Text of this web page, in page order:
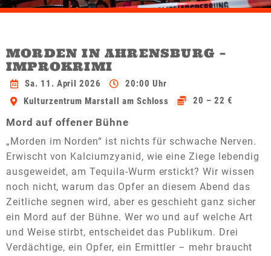
MORDEN IN AHRENSBURG –
IMPROKRIMI
Sa. 11. April 2026
20:00 Uhr
Kulturzentrum Marstall am Schloss
20 – 22 €
Mord auf offener Bühne
„Morden im Norden“ ist nichts für schwache Nerven.
Erwischt von Kalciumzyanid, wie eine Ziege lebendig
ausgeweidet, am Tequila-Wurm erstickt? Wir wissen
noch nicht, warum das Opfer an diesem Abend das
Zeitliche segnen wird, aber es geschieht ganz sicher
ein Mord auf der Bühne. Wer wo und auf welche Art
und Weise stirbt, entscheidet das Publikum. Drei
Verdächtige, ein Opfer, ein Ermittler – mehr braucht